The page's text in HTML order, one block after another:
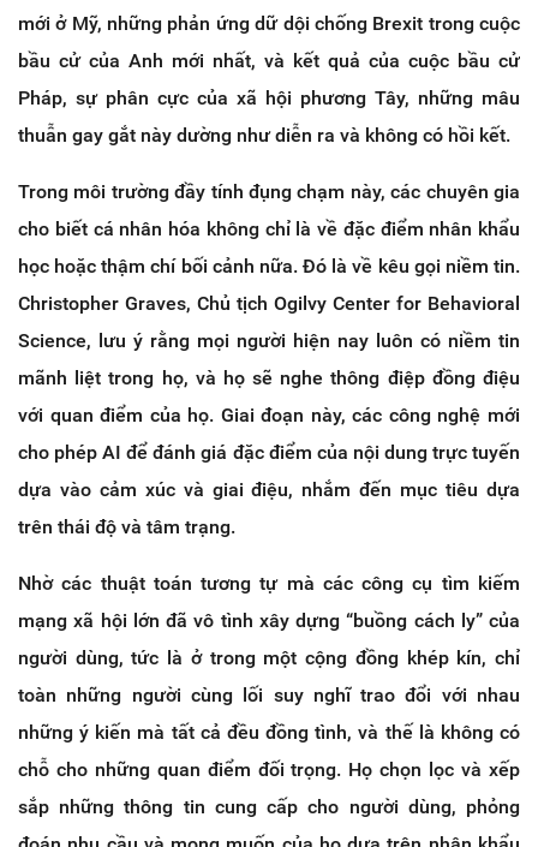
mới ở Mỹ, những phản ứng dữ dội chống Brexit trong cuộc
bầu cử của Anh mới nhất, và kết quả của cuộc bầu cử
Pháp, sự phân cực của xã hội phương Tây, những mâu
thuẫn gay gắt này dường như diễn ra và không có hồi kết.
Trong môi trường đầy tính đụng chạm này, các chuyên gia
cho biết cá nhân hóa không chỉ là về đặc điểm nhân khẩu
học hoặc thậm chí bối cảnh nữa. Đó là về kêu gọi niềm tin.
Christopher Graves, Chủ tịch Ogilvy Center for Behavioral
Science, lưu ý rằng mọi người hiện nay luôn có niềm tin
mãnh liệt trong họ, và họ sẽ nghe thông điệp đồng điệu
với quan điểm của họ. Giai đoạn này, các công nghệ mới
cho phép AI để đánh giá đặc điểm của nội dung trực tuyến
dựa vào cảm xúc và giai điệu, nhắm đến mục tiêu dựa
trên thái độ và tâm trạng.
Nhờ các thuật toán tương tự mà các công cụ tìm kiếm
mạng xã hội lớn đã vô tình xây dựng “buồng cách ly” của
người dùng, tức là ở trong một cộng đồng khép kín, chỉ
toàn những người cùng lối suy nghĩ trao đổi với nhau
những ý kiến mà tất cả đều đồng tình, và thế là không có
chỗ cho những quan điểm đối trọng. Họ chọn lọc và xếp
sắp những thông tin cung cấp cho người dùng, phỏng